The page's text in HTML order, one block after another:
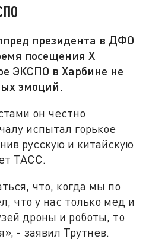
президента в ДФО
посещения Х
ЭКСПО в Харбине не
эмоций.
он честно
испытал горькое
русскую и китайскую
ТАСС.
что, когда мы по
что у нас только мед и
дроны и роботы, то
- заявил Трутнев.